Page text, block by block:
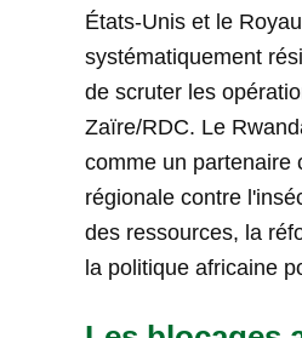
États-Unis et le
systématiquement
de scruter les
Zaïre/RDC. Le
comme un partenaire
régionale contre
des ressources, la
la politique africaine